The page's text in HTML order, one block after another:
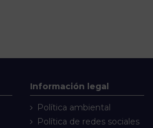
Información legal
Política ambiental
Política de redes sociales